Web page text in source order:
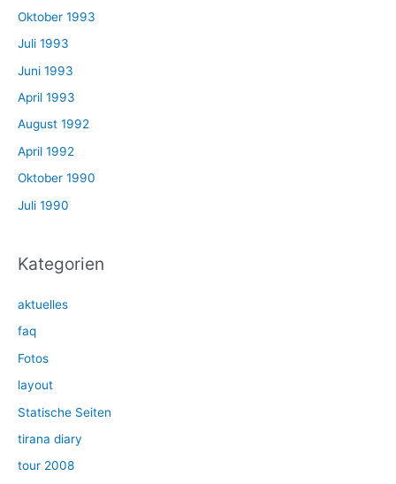
Oktober 1993
Juli 1993
Juni 1993
April 1993
August 1992
April 1992
Oktober 1990
Juli 1990
Kategorien
aktuelles
faq
Fotos
layout
Statische Seiten
tirana diary
tour 2008